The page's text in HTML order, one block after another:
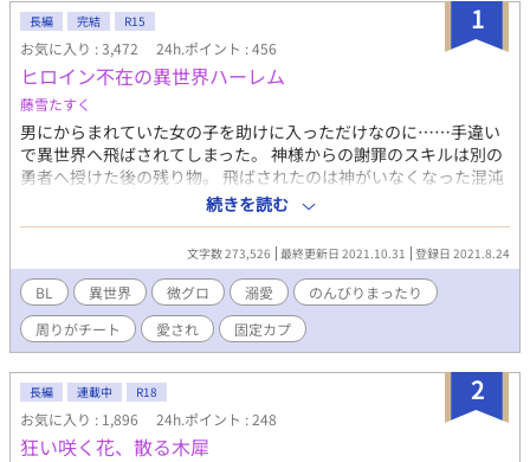
1
長編 完結 R15
お気に入り : 3,472 24h.ポイント : 456
ヒロイン不在の異世界ハーレム
藤雪たすく
男にからまれていた女の子を助けに入っただけなのに……手違い
で異世界へ飛ばされてしまった。 神様からの謝罪のスキルは別の
勇者へ授けた後の残り物。 飛ばされたのは神がいなくなった混沌
の世界。 ハーレムもチート無双も期待薄な世界で俺は幸せを掴め
るのか?
続きを読む
文字数 273,526 最終更新日 2021.10.31 登録日 2021.8.24
BL 異世界 微グロ 溺愛
のんびりまったり
周りがチート
愛され 固定カプ
2
長編 連載中 R18
お気に入り : 1,896 24h.ポイント : 248
狂い咲く花、散る木犀